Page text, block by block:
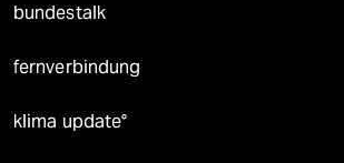
bundestalk
fernverbindung
klima update°